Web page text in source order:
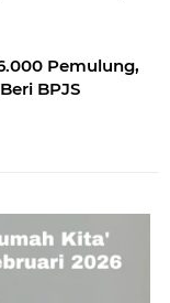
Pemulung,
BPJS